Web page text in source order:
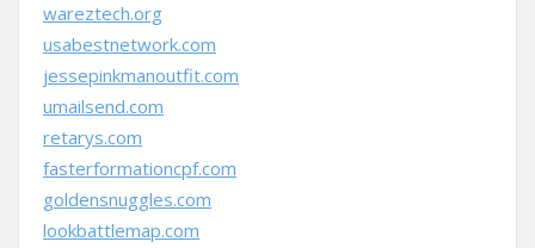
wareztech.org
usabestnetwork.com
jessepinkmanoutfit.com
umailsend.com
retarys.com
fasterformationcpf.com
goldensnuggles.com
lookbattlemap.com